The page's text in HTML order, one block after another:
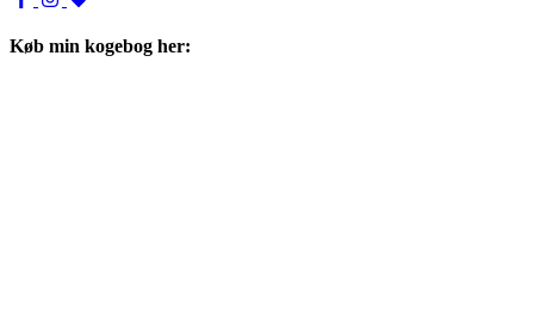
Køb min kogebog her: